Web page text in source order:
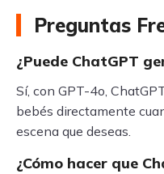
Preguntas
¿Puede ChatGPT
Sí, con GPT-4o,
bebés directamente
escena que deseas.
¿Cómo hacer que